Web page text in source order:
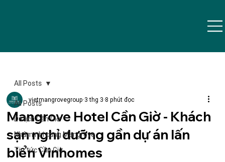
All Posts
Du lịch Cần Giờ
Nhâm nhi cùng Mangrove
Tin tức Cần Giờ
All Posts
Mangrove Hotel Cần Giờ - Khách
sạn nghỉ dưỡng gần dự án lấn
biển Vinhomes
vietmangrovegroup 3 thg 3 8 phút đọc